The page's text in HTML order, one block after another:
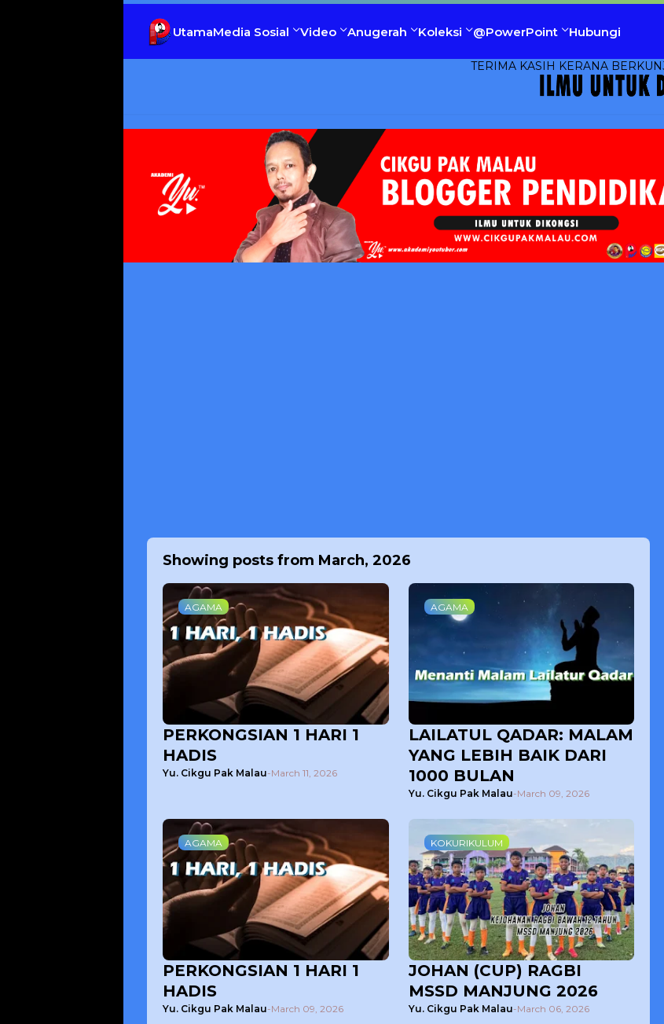
UtamaMedia Sosial Video Anugerah Koleksi @PowerPoint Hubungi
TERIMA KASIH KERANA BERKUNJUNG KE
Showing posts from March, 2026
AGAMA
PERKONGSIAN 1 HARI 1
HADIS
Yu. Cikgu Pak Malau-March 11, 2026
AGAMA
LAILATUL QADAR: MALAM
YANG LEBIH BAIK DARI
1000 BULAN
Yu. Cikgu Pak Malau-March 09, 2026
AGAMA
PERKONGSIAN 1 HARI 1
HADIS
Yu. Cikgu Pak Malau-March 09, 2026
KOKURIKULUM
JOHAN (CUP) RAGBI
MSSD MANJUNG 2026
Yu. Cikgu Pak Malau-March 06, 2026